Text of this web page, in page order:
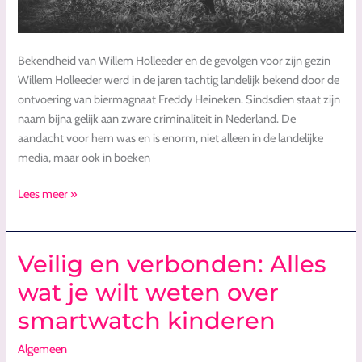
Bekendheid van Willem Holleeder en de gevolgen voor zijn gezin
Willem Holleeder werd in de jaren tachtig landelijk bekend door de
ontvoering van biermagnaat Freddy Heineken. Sindsdien staat zijn
naam bijna gelijk aan zware criminaliteit in Nederland. De
aandacht voor hem was en is enorm, niet alleen in de landelijke
media, maar ook in boeken
Lees meer »
Veilig en verbonden: Alles
wat je wilt weten over
smartwatch kinderen
Algemeen
Veilig
verbonden:
Alles
je